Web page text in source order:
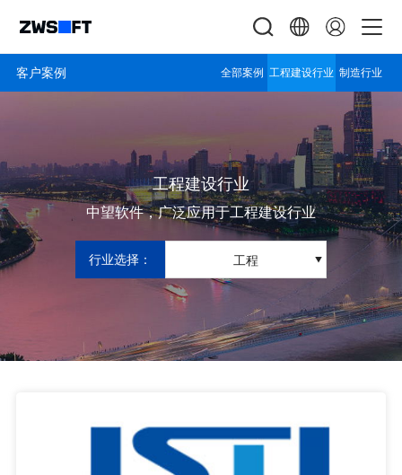
客户案例 全部案例 工程建设行业 制造行业
工程建设行业
中望软件，广泛应用于工程建设行业
行业选择： 工程